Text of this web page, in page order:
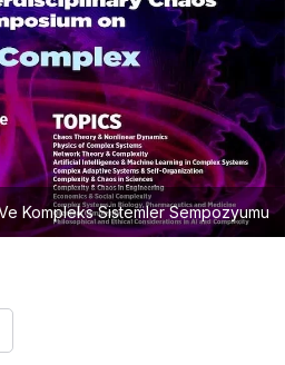
Kompleks Sistemler Sempozyumu